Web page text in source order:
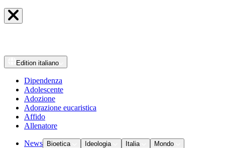
Edition italiano
Dipendenza
Adolescente
Adozione
Adorazione eucaristica
Affido
Allenatore
News Bioetica Ideologia Italia
Mondo